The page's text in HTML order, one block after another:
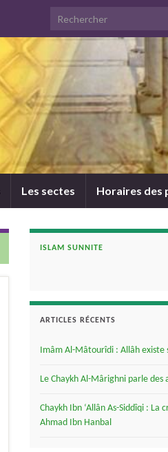
Search for:
Les sectes Horaires des
ISLAM SUNNITE
ARTICLES RÉCENTS
Imâm Al-Mâtourîdi : Allâh existe
Le Chaykh Al-Mârighni parle
Chaykh Ibn ‘Allân As-Siddîqi : La
Ahmad Ibn Hanbal